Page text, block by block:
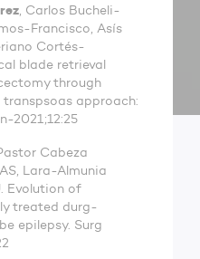
, Carlos Bucheli-
Francisco, Asís
Cortés-
blade retrieval
through
approach:
2021;12:25
Cabeza
Lara-Almunia
Evolution of
treated durg-
epilepsy. Surg